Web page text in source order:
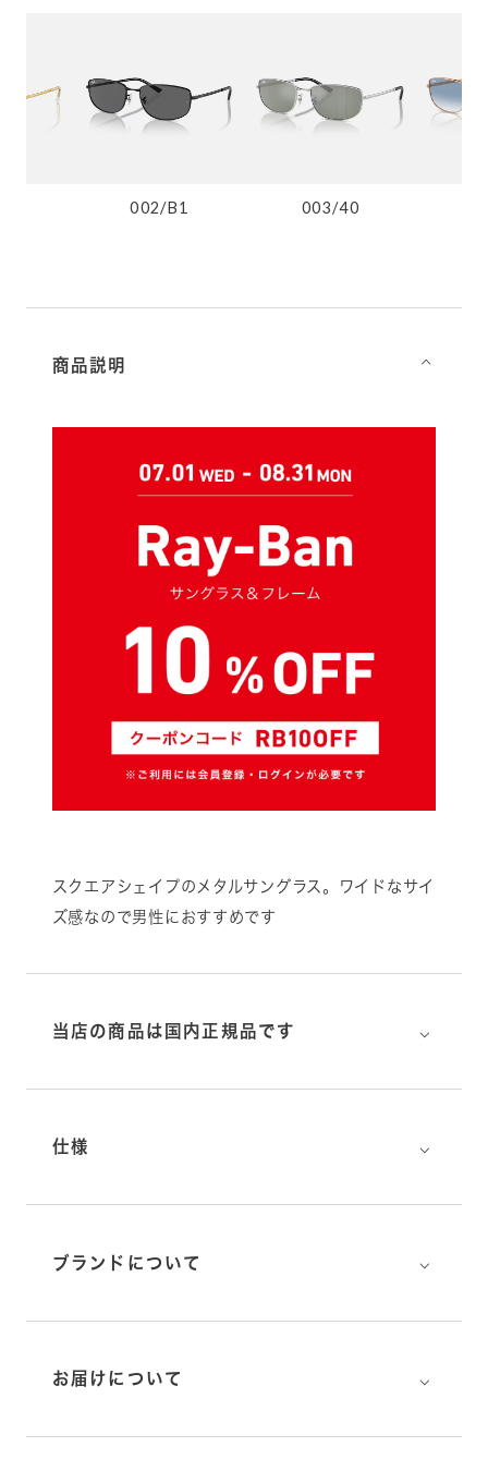
002/B1 003/40
商品説明 ⌵
スクエアシェイプのメタルサングラス。ワイドなサイ
ズ感なので男性におすすめです
当店の商品は国内正規品です ⌵
仕様 ⌵
ブランドについて ⌵
お届けについて ⌵